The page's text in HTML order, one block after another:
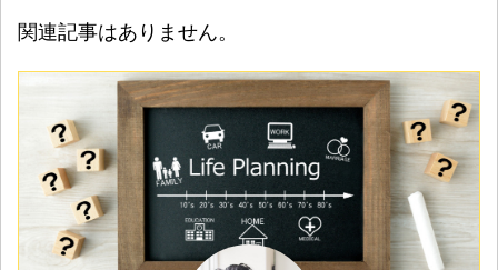
関連記事はありません。